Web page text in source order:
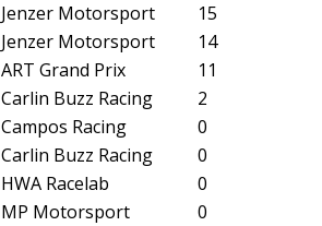
Jenzer Motorsport
15
Jenzer Motorsport
14
ART Grand Prix
11
Carlin Buzz Racing
2
Campos Racing
0
Carlin Buzz Racing
0
HWA Racelab
0
MP Motorsport
0